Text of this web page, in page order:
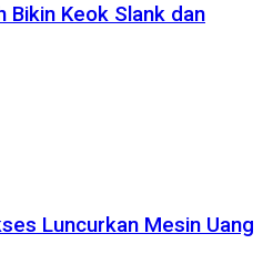
Bikin Keok Slank dan
Luncurkan Mesin Uang